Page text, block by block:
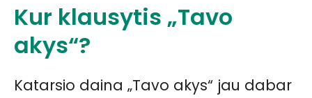
Kur klausytis „Tavo
akys“?
Katarsio daina „Tavo akys“ jau dabar